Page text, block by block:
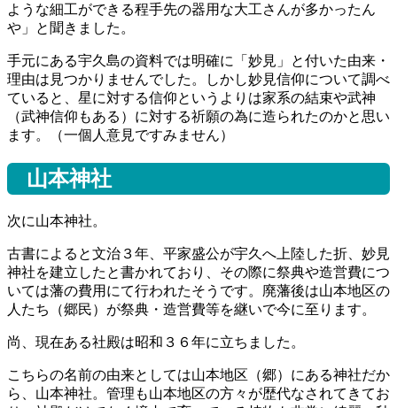
ような細工ができる程手先の器用な大工さんが多かったん
や」と聞きました。
手元にある宇久島の資料では明確に「妙見」と付いた由来・
理由は見つかりませんでした。しかし妙見信仰について調べ
ていると、星に対する信仰というよりは家系の結束や武神
（武神信仰もある）に対する祈願の為に造られたのかと思い
ます。（一個人意見ですみません）
山本神社
次に山本神社。
古書によると文治３年、平家盛公が宇久へ上陸した折、妙見
神社を建立したと書かれており、その際に祭典や造営費につ
いては藩の費用にて行われたそうです。廃藩後は山本地区の
人たち（郷民）が祭典・造営費等を継いで今に至ります。
尚、現在ある社殿は昭和３６年に立ちました。
こちらの名前の由来としては山本地区（郷）にある神社だか
ら、山本神社。管理も山本地区の方々が歴代なされてきてお